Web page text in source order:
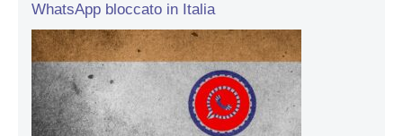
WhatsApp bloccato in Italia